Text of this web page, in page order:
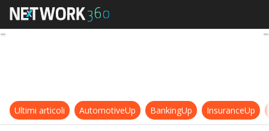
Connected car, nel 2035 non sarà
Ultimi articoli AutomotiveUp BankingUp InsuranceUp